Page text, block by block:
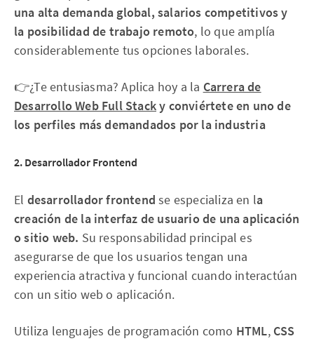
una alta demanda global, salarios competitivos y
la posibilidad de trabajo remoto, lo que amplía
considerablemente tus opciones laborales.
👉¿Te entusiasma? Aplica hoy a la Carrera de
Desarrollo Web Full Stacky conviértete en uno de
los perfiles más demandados por la industria
2. Desarrollador Frontend
El desarrollador frontendse especializa en la
creación de la interfaz de usuario de una aplicación
o sitio web. Su responsabilidad principal es
asegurarse de que los usuarios tengan una
experiencia atractiva y funcional cuando interactúan
con un sitio web o aplicación.
Utiliza lenguajes de programación como HTML, CSS